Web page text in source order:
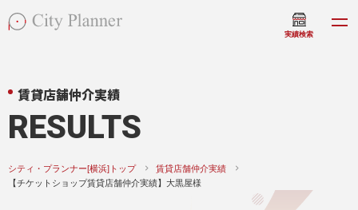
実績検索
賃貸店舗仲介実績
RESULTS
シティ・プランナー[横浜]トップ
賃貸店舗仲介実績
【チケットショップ賃貸店舗仲介実績】大黒屋様